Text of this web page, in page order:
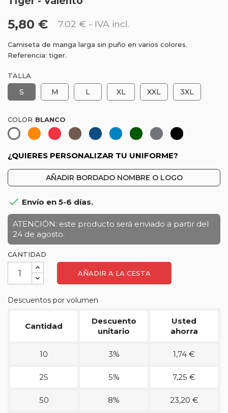
5,80 € 7.02 € - IVA incl.
Camiseta de manga larga sin puño en varios colores.
Referencia: tiger.
TALLA
S M L XL XXL 3XL
COLOR
BlancoNaranja-
Rojo MarrónAzul
Azul
VerdeGris
Negro
¿QUIERES PERSONALIZAR TU UNIFORME?
AÑADIR BORDADO NOMBRE O LOGO
 Envío en 5-6 días.
ATENCIÓN: este producto será enviado a partir del
24 de agosto.
CANTIDAD
AÑADIR A LA CESTA
Descuentos por volumen
Cantidad
Descuento
unitario
Usted
ahorra
10 3% 1,74 €
25 5% 7,25 €
50 8% 23,20 €